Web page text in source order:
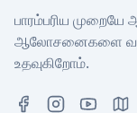
பாரம்பரிய
ஆலோசனைகளை
உதவுகிறோம்.